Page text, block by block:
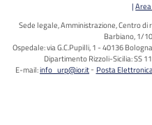
Sede legale, Amministrazione, Centro
Barbiano, 1/
Ospedale: via G.C.Pupilli, 1 - 40136
Dipartimento Rizzoli-Sicilia: SS
E-mail:info_urp@ior.it Posta